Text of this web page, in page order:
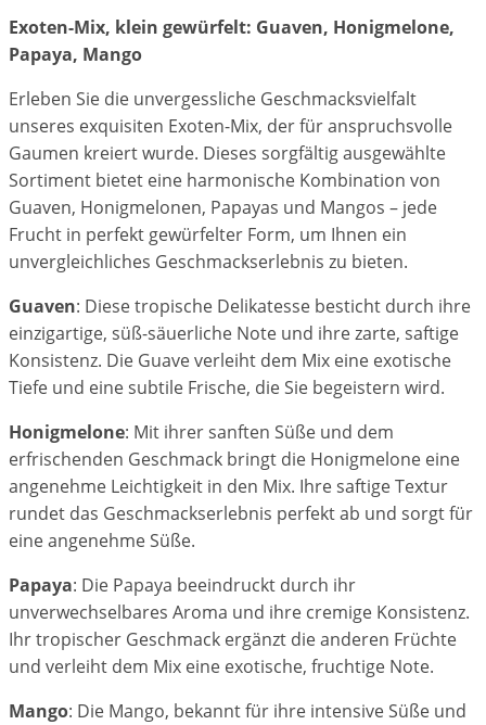
Exoten-Mix, klein gewürfelt: Guaven, Honigmelone,
Papaya, Mango
Erleben Sie die unvergessliche Geschmacksvielfalt
unseres exquisiten Exoten-Mix, der für anspruchsvolle
Gaumen kreiert wurde. Dieses sorgfältig ausgewählte
Sortiment bietet eine harmonische Kombination von
Guaven, Honigmelonen, Papayas und Mangos – jede
Frucht in perfekt gewürfelter Form, um Ihnen ein
unvergleichliches Geschmackserlebnis zu bieten.
Guaven: Diese tropische Delikatesse besticht durch ihre
einzigartige, süß-säuerliche Note und ihre zarte, saftige
Konsistenz. Die Guave verleiht dem Mix eine exotische
Tiefe und eine subtile Frische, die Sie begeistern wird.
Honigmelone: Mit ihrer sanften Süße und dem
erfrischenden Geschmack bringt die Honigmelone eine
angenehme Leichtigkeit in den Mix. Ihre saftige Textur
rundet das Geschmackserlebnis perfekt ab und sorgt für
eine angenehme Süße.
Papaya: Die Papaya beeindruckt durch ihr
unverwechselbares Aroma und ihre cremige Konsistenz.
Ihr tropischer Geschmack ergänzt die anderen Früchte
und verleiht dem Mix eine exotische, fruchtige Note.
Mango: Die Mango, bekannt für ihre intensive Süße und